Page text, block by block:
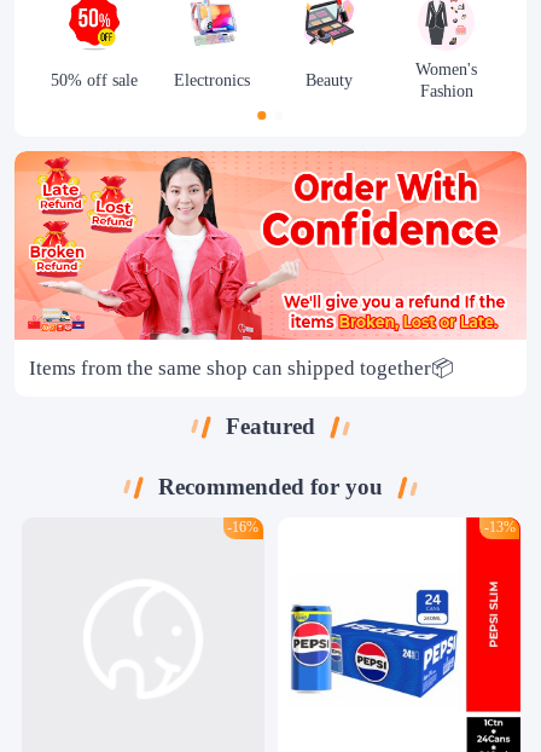
50% off sale Electronics Beauty
Women's
Fashion
Items from the same shop can shipped together📦
Featured
Recommended for you
-16% -13%